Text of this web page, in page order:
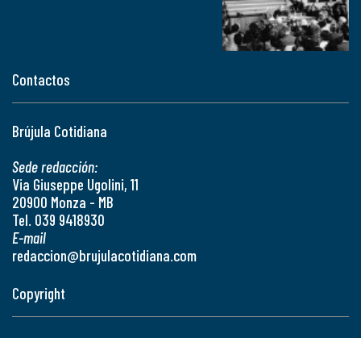
Contactos
Brújula Cotidiana
Sede redacción:
Via Giuseppe Ugolini, 11
20900 Monza - MB
Tel. 039 9418930
E-mail
redaccion@brujulacotidiana.com
Copyright